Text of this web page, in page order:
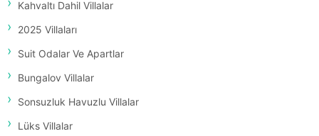
Kahvaltı Dahil Villalar
2025 Villaları
Suit Odalar Ve Apartlar
Bungalov Villalar
Sonsuzluk Havuzlu Villalar
Lüks Villalar